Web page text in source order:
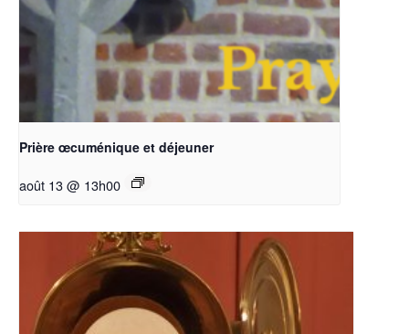
Prière œcuménique et déjeuner
août 13 @ 13h00